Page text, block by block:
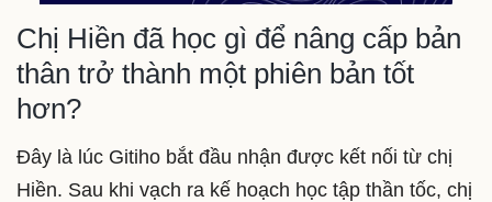
Chị Hiền đã học gì để nâng cấp bản
thân trở thành một phiên bản tốt
hơn?
Đây là lúc Gitiho bắt đầu nhận được kết nối từ chị
Hiền. Sau khi vạch ra kế hoạch học tập thần tốc, chị